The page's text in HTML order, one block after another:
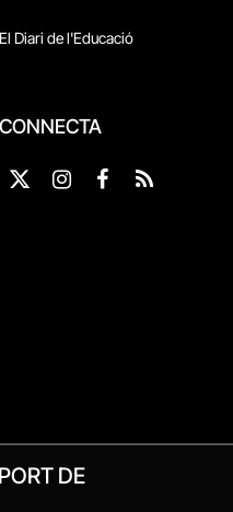
El Diari de l'Educació
CONNECTA
X
Instagram
Facebook
RSS
DE